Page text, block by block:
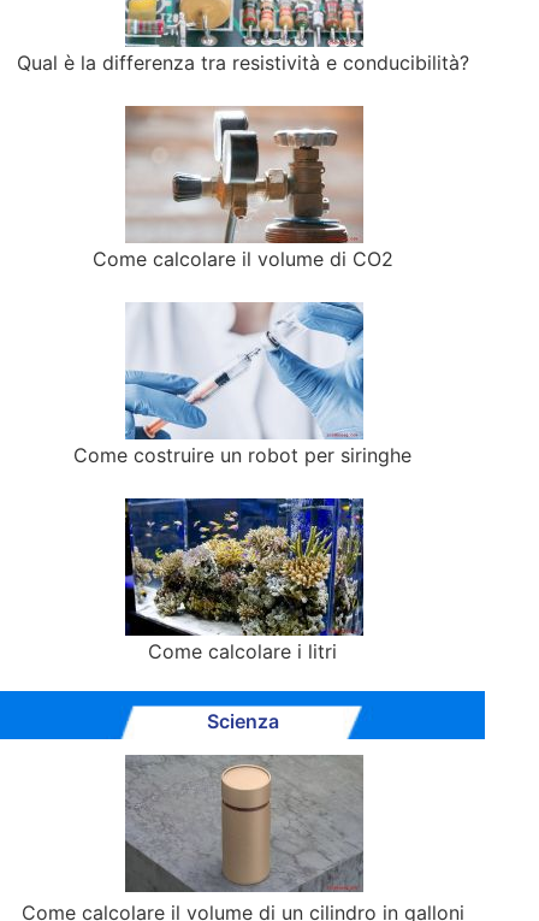
Qual è la differenza tra resistività e conducibilità?
Come calcolare il volume di CO2
Come costruire un robot per siringhe
Come calcolare i litri
Scienza
Come calcolare il volume di un cilindro in galloni